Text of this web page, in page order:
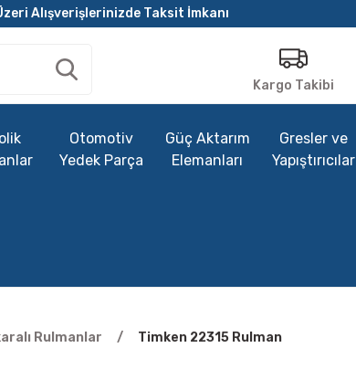
Alışverişlerinizde Taksit İmkanı
Kargo Takibi
Otomotiv
Yedek Parça
Güç Aktarım
Elemanları
Gresler ve
Yapıştırıcılar
Rulmanlar Timken 22315 Rulman